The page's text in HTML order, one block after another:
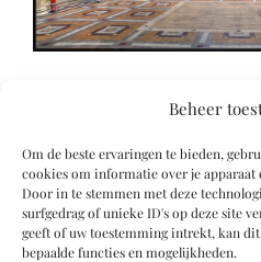
Beheer
Om de beste ervaringen te bieden,
cookies om informatie over je apparaat
Door in te stemmen met deze
surfgedrag of unieke ID's op deze site
geeft of uw toestemming intrekt, kan
bepaalde functies en mogelijkheden.
© 2019 Roel Wiechers |